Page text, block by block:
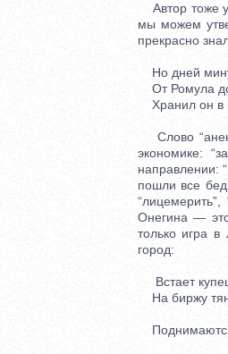
Автор тоже
мы можем
прекрасно
Но дней
От Ромула
Хранил он в
Слово
экономике:
направлении:
пошли все
Онегина —
только игра
город:
Встает
На биржу
Поднимаются